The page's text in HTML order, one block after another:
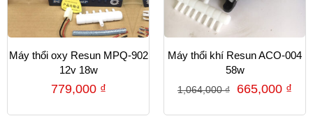
Máy thổi oxy Resun MPQ-902
12v 18w
779,000 ₫
Máy thổi khí Resun ACO-004
58w
1,064,000₫ 665,000 ₫